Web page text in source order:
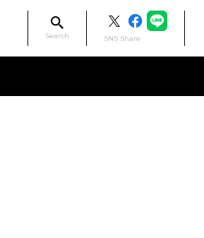
Search SNS Share